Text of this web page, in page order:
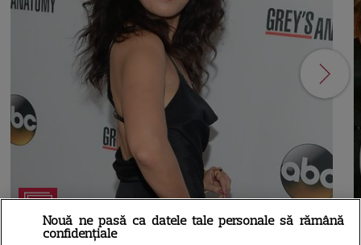
Nouă ne pasă ca datele tale personale să rămână
confidențiale